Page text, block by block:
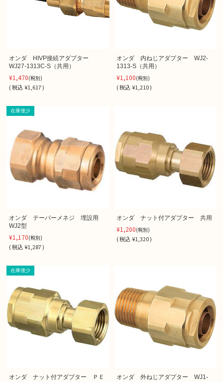
オンダ HIVP接続アダプター
WJ27-1313C-S（共用）
¥1,470(税別)
(税込¥1,617 )
オンダ 内ねじアダプター WJ2-
1313-S（共用）
¥1,100(税別)
(税込 ¥1,210 )
在庫僅少
オンダ テーパーメネジ 埋設用
WJ2型
¥1,170(税別)
(税込¥1,287 )
オンダ ナット付アダプター 共用
¥1,200(税別)
(税込 ¥1,320 )
在庫僅少
オンダ ナット付アダプター ＰＥ
オンダ 外ねじアダプター WJ1-